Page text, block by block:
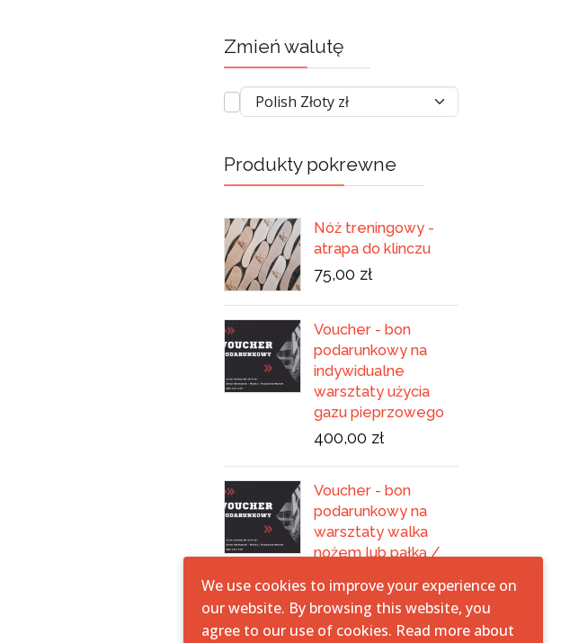
Zmień walutę
Produkty pokrewne
Nóż treningowy -
atrapa do klinczu
75,00 zł
Voucher - bon
podarunkowy na
indywidualne
warsztaty użycia
gazu pieprzowego
400,00 zł
Voucher - bon
podarunkowy na
warsztaty walka
nożem lub pałką /
350,00 zł
We use cookies to improve your experience on
our website. By browsing this website, you
agree to our use of cookies. Read more about